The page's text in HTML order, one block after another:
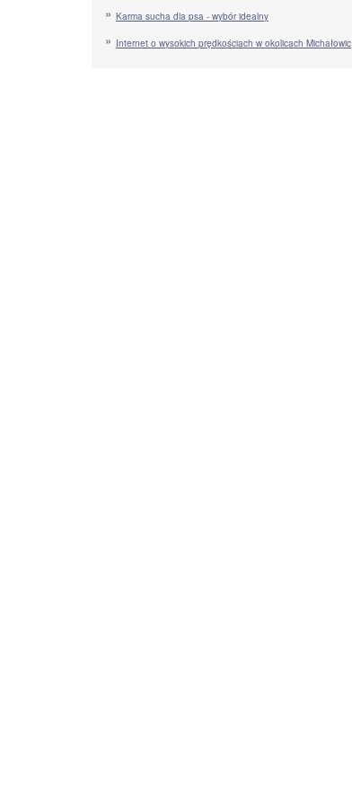
Karma sucha dla psa - wybór idealny
Internet o wysokich prędkościach w okolicach Michałowic